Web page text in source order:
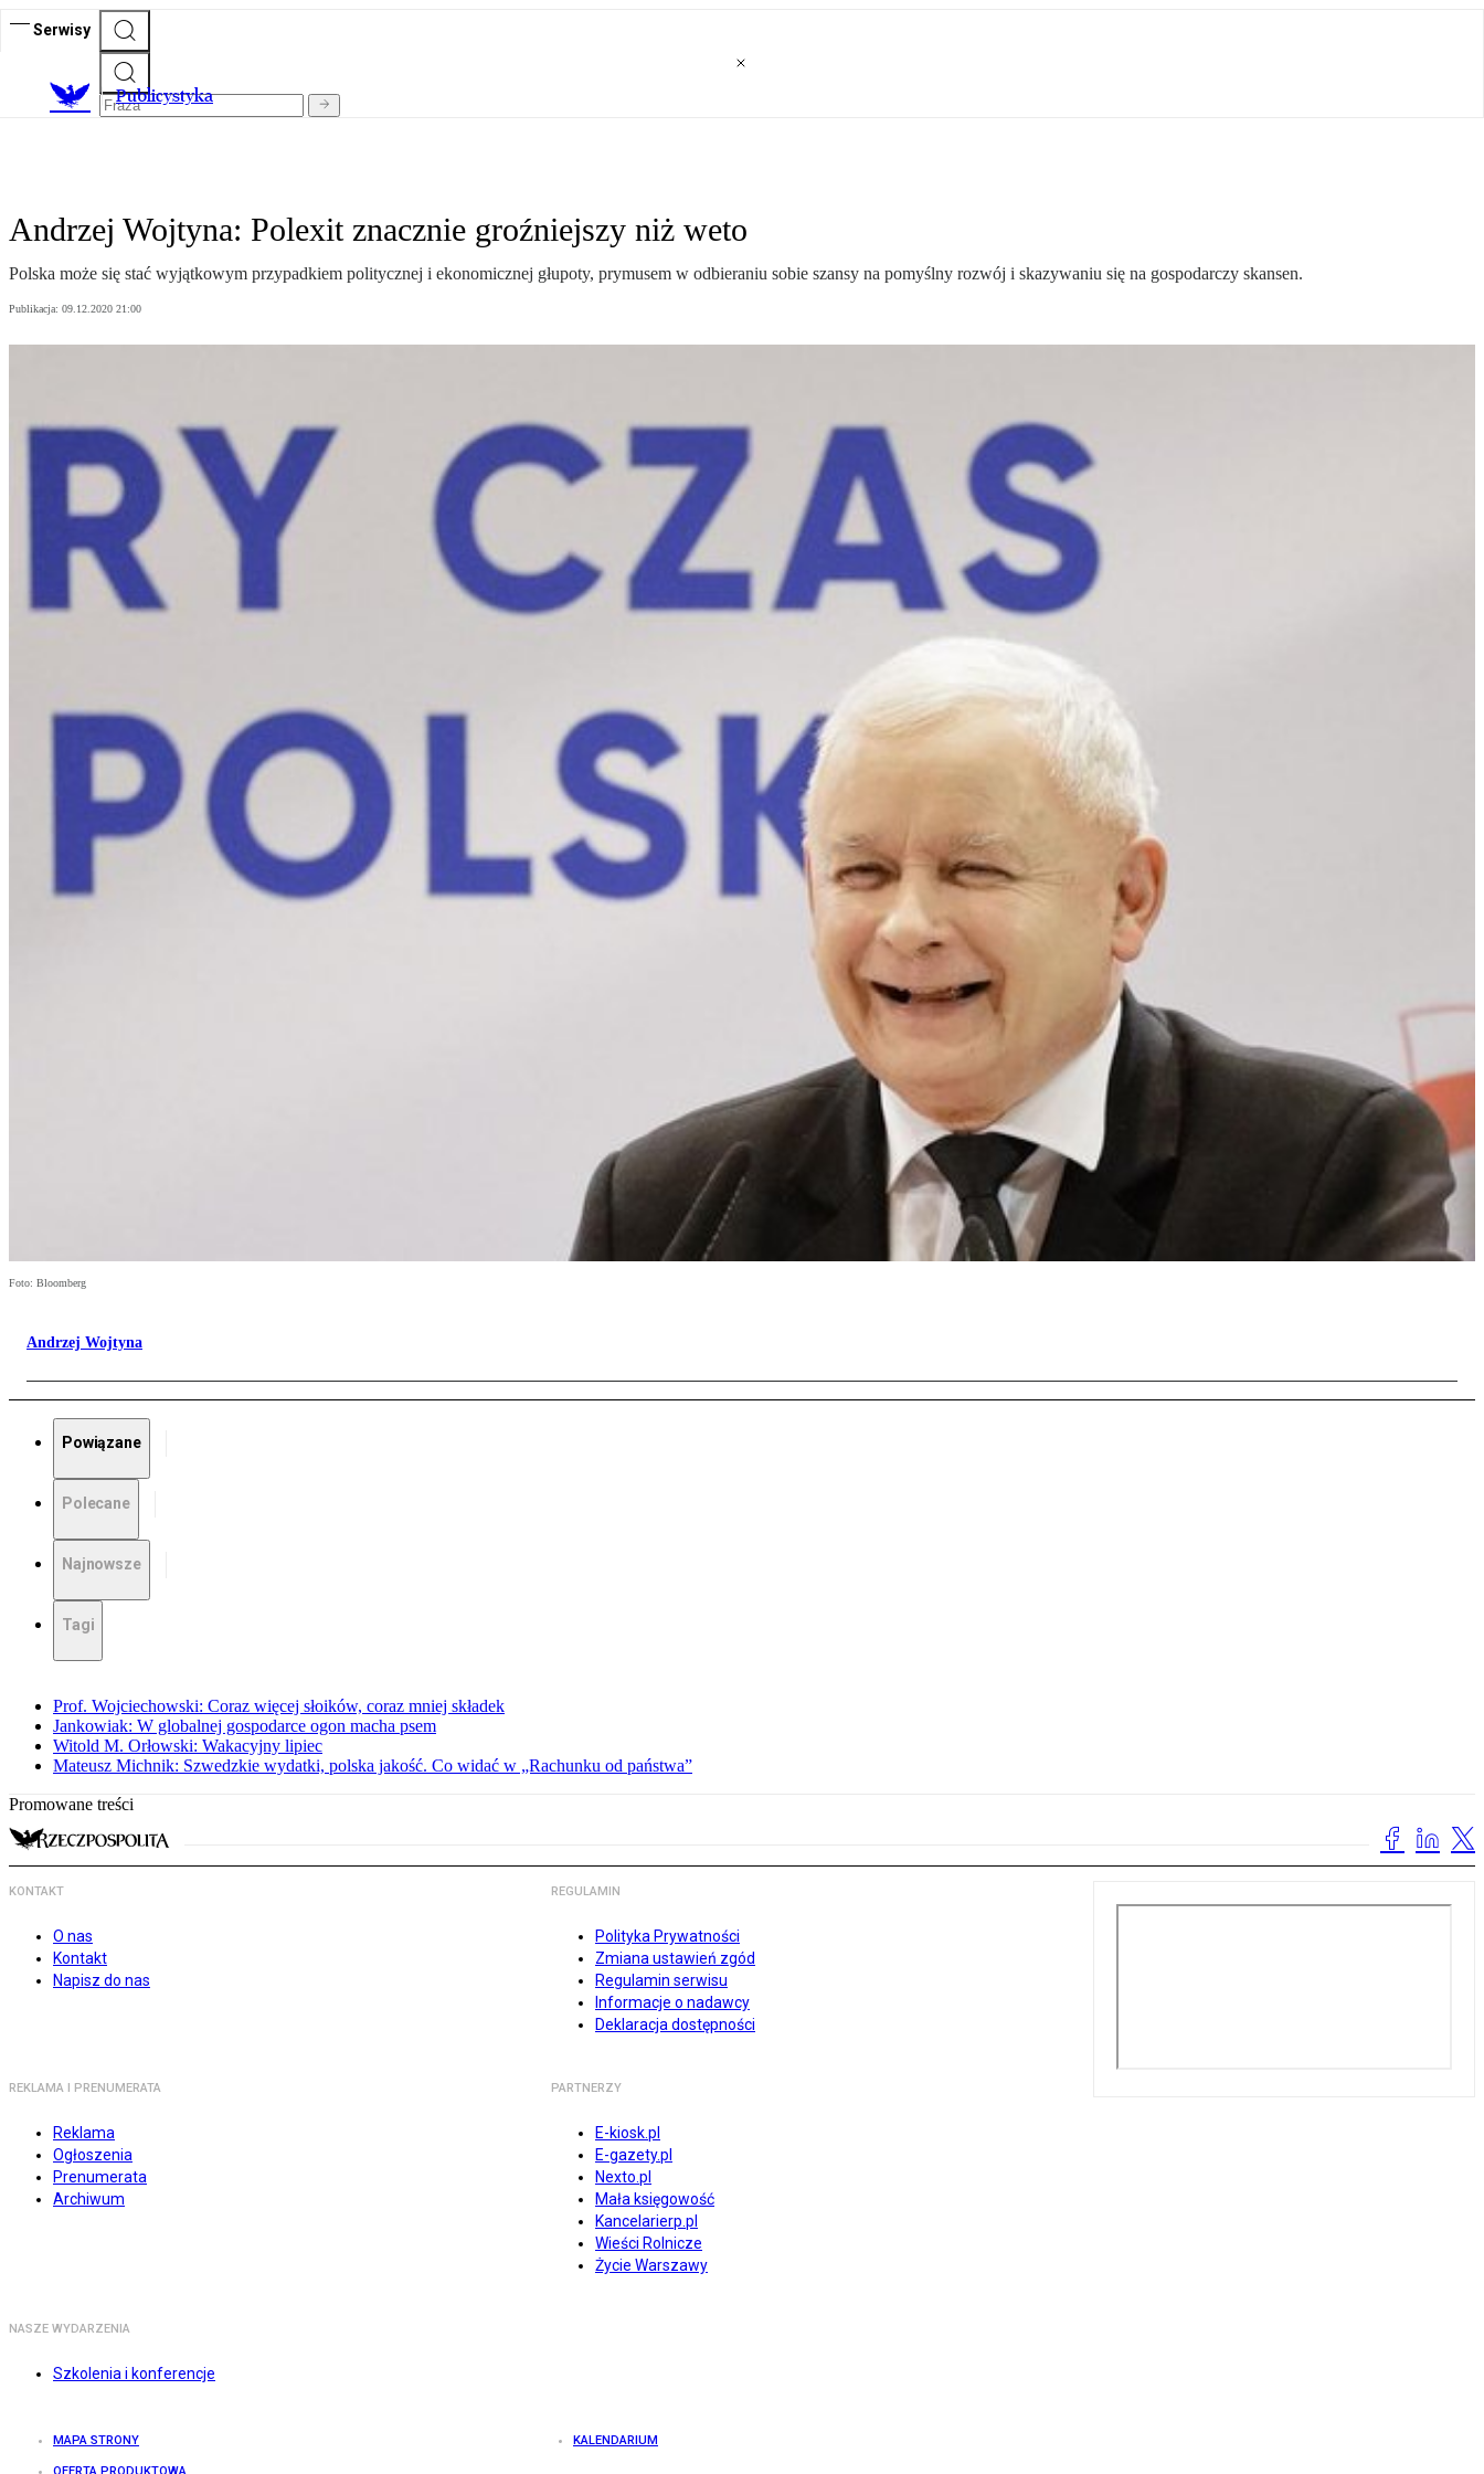
Serwisy
Publicystyka
Andrzej Wojtyna: Polexit znacznie groźniejszy niż weto
Polska może się stać wyjątkowym przypadkiem politycznej i ekonomicznej głupoty, prymusem w odbieraniu sobie szansy na pomyślny rozwój i skazywaniu się na gospodarczy skansen.
Publikacja: 09.12.2020 21:00
Foto: Bloomberg
Andrzej Wojtyna
Powiązane
Polecane
Najnowsze
Tagi
Prof. Wojciechowski: Coraz więcej słoików, coraz mniej składek
Jankowiak: W globalnej gospodarce ogon macha psem
Witold M. Orłowski: Wakacyjny lipiec
Mateusz Michnik: Szwedzkie wydatki, polska jakość. Co widać w „Rachunku od państwa”
Promowane treści
KONTAKT
O nas
Kontakt
Napisz do nas
REGULAMIN
Polityka Prywatności
Zmiana ustawień zgód
Regulamin serwisu
Informacje o nadawcy
Deklaracja dostępności
REKLAMA I PRENUMERATA
Reklama
Ogłoszenia
Prenumerata
Archiwum
PARTNERZY
E-kiosk.pl
E-gazety.pl
Nexto.pl
Mała księgowość
Kancelarierp.pl
Wieści Rolnicze
Życie Warszawy
NASZE WYDARZENIA
Szkolenia i konferencje
MAPA STRONY KALENDARIUM